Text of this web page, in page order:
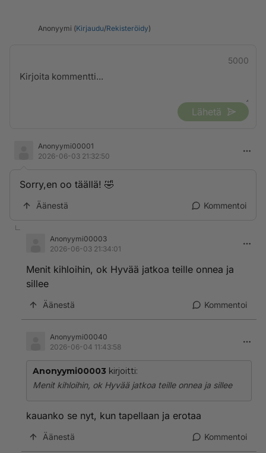
Anonyymi (Kirjaudu/Rekisteröidy)
5000
Lähetä
Anonyymi00001
2026-06-03 21:32:50
Sorry,en oo täällä! 🤣
Äänestä Kommentoi
Anonyymi00003
2026-06-03 21:34:01
Menit kihloihin, ok Hyvää jatkoa teille onnea ja
sillee
Äänestä Kommentoi
Anonyymi00040
2026-06-04 11:43:58
Anonyymi00003 kirjoitti:
Menit kihloihin, ok Hyvää jatkoa teille onnea ja sillee
kauanko se nyt, kun tapellaan ja erotaa
Äänestä Kommentoi